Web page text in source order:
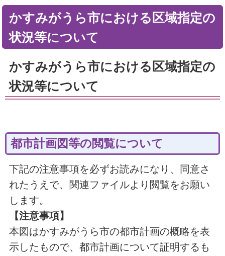
かすみがうら市における区域指定の
状況等について
かすみがうら市における区域指定の
状況等について
都市計画図等の閲覧について
下記の注意事項を必ずお読みになり、同意さ
れたうえで、関連ファイルより閲覧をお願い
します。
【注意事項】
本図はかすみがうら市の都市計画の概略を表
示したもので、都市計画について証明するも